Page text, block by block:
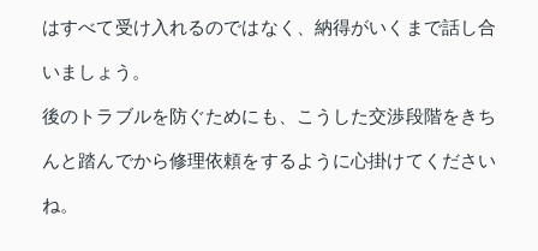
はすべて受け入れるのではなく、納得がいくまで話し合
いましょう。
後のトラブルを防ぐためにも、こうした交渉段階をきち
んと踏んでから修理依頼をするように心掛けてください
ね。